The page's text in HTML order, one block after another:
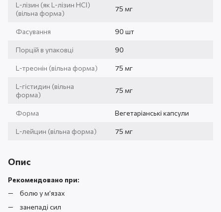
L-лізин (як L-лізин HCl)
(вільна форма)
75 мг
Фасування 90 шт
Порцій в упаковці 90
L-треонін (вільна форма) 75 мг
L-гістидин (вільна
форма)
75 мг
Форма Вегетаріанські капсули
L-лейцин (вільна форма) 75 мг
Опис
Рекомендовано при:
болю у м’язах
занепаді сил